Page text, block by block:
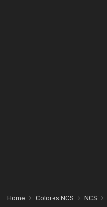
Home Colores NCS NCS